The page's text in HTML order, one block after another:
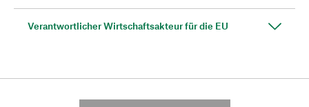
Verantwortlicher Wirtschaftsakteur für die EU